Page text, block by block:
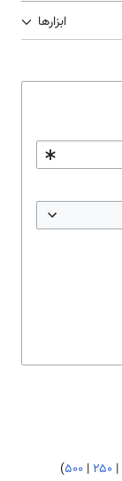
ابزارها
| ۲۵۰ | ۵۰۰)